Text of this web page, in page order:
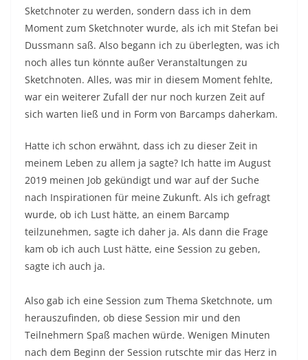
Sketchnoter zu werden, sondern dass ich in dem
Moment zum Sketchnoter wurde, als ich mit Stefan bei
Dussmann saß. Also begann ich zu überlegten, was ich
noch alles tun könnte außer Veranstaltungen zu
Sketchnoten. Alles, was mir in diesem Moment fehlte,
war ein weiterer Zufall der nur noch kurzen Zeit auf
sich warten ließ und in Form von Barcamps daherkam.
Hatte ich schon erwähnt, dass ich zu dieser Zeit in
meinem Leben zu allem ja sagte? Ich hatte im August
2019 meinen Job gekündigt und war auf der Suche
nach Inspirationen für meine Zukunft. Als ich gefragt
wurde, ob ich Lust hätte, an einem Barcamp
teilzunehmen, sagte ich daher ja. Als dann die Frage
kam ob ich auch Lust hätte, eine Session zu geben,
sagte ich auch ja.
Also gab ich eine Session zum Thema Sketchnote, um
herauszufinden, ob diese Session mir und den
Teilnehmern Spaß machen würde. Wenigen Minuten
nach dem Beginn der Session rutschte mir das Herz in